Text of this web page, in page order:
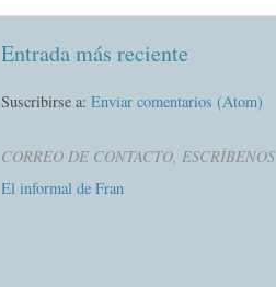
Entrada más reciente
Suscribirse a: Enviar comentarios (Atom)
CORREO DE CONTACTO, ESCRÍBENOS
El informal de Fran